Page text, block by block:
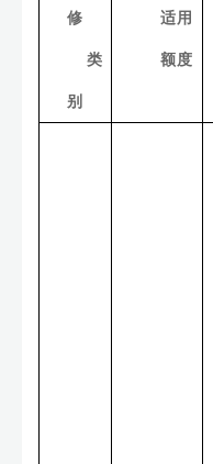
修
类
别
适用
额度